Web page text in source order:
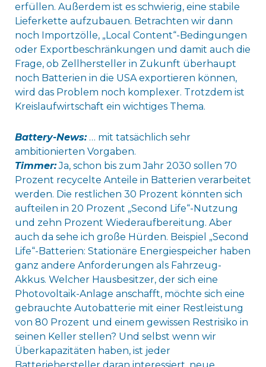
erfüllen. Außerdem ist es schwierig, eine stabile
Lieferkette aufzubauen. Betrachten wir dann
noch Importzölle, „Local Content“-Bedingungen
oder Exportbeschränkungen und damit auch die
Frage, ob Zellhersteller in Zukunft überhaupt
noch Batterien in die USA exportieren können,
wird das Problem noch komplexer. Trotzdem ist
Kreislaufwirtschaft ein wichtiges Thema.
Battery-News:… mit tatsächlich sehr
ambitionierten Vorgaben.
Timmer:Ja, schon bis zum Jahr 2030 sollen 70
Prozent recycelte Anteile in Batterien verarbeitet
werden. Die restlichen 30 Prozent könnten sich
aufteilen in 20 Prozent „Second Life“-Nutzung
und zehn Prozent Wiederaufbereitung. Aber
auch da sehe ich große Hürden. Beispiel „Second
Life“-Batterien: Stationäre Energiespeicher haben
ganz andere Anforderungen als Fahrzeug-
Akkus. Welcher Hausbesitzer, der sich eine
Photovoltaik-Anlage anschafft, möchte sich eine
gebrauchte Autobatterie mit einer Restleistung
von 80 Prozent und einem gewissen Restrisiko in
seinen Keller stellen? Und selbst wenn wir
Überkapazitäten haben, ist jeder